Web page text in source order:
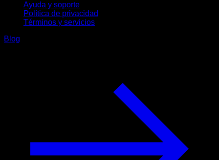
Ayuda y soporte
Política de privacidad
Términos y servicios
Blog